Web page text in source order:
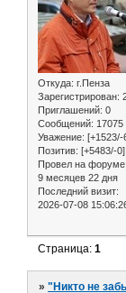
Откуда: г.Пенза
Зарегистрирован:
Приглашений: 0
Сообщений: 17075
Уважение: [+1523/-
Позитив: [+5483/-0]
Провел на форуме:
9 месяцев 22 дня
Последний визит:
2026-07-08
Страница:1
»"Никто не